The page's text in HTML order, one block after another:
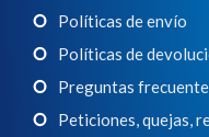
Políticas de envío
Políticas de
Preguntas
Peticiones, quejas,